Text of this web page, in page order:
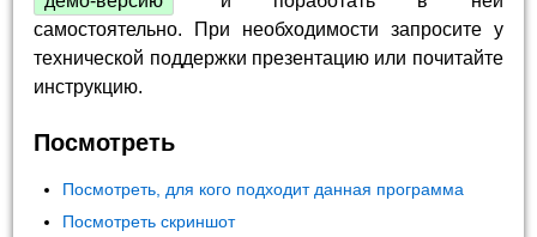
самостоятельно. При необходимости запросите у
технической поддержки презентацию или почитайте
инструкцию.
Посмотреть
Посмотреть, для кого подходит данная программа
Посмотреть скриншот